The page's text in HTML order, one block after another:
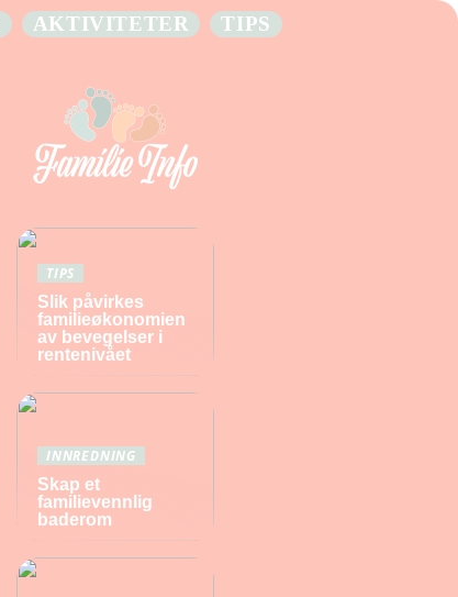
AKTIVITETER TIPS
TIPS
Slik påvirkes
familieøkonomien
av bevegelser i
rentenivået
INNREDNING
Skap et
familievennlig
baderom